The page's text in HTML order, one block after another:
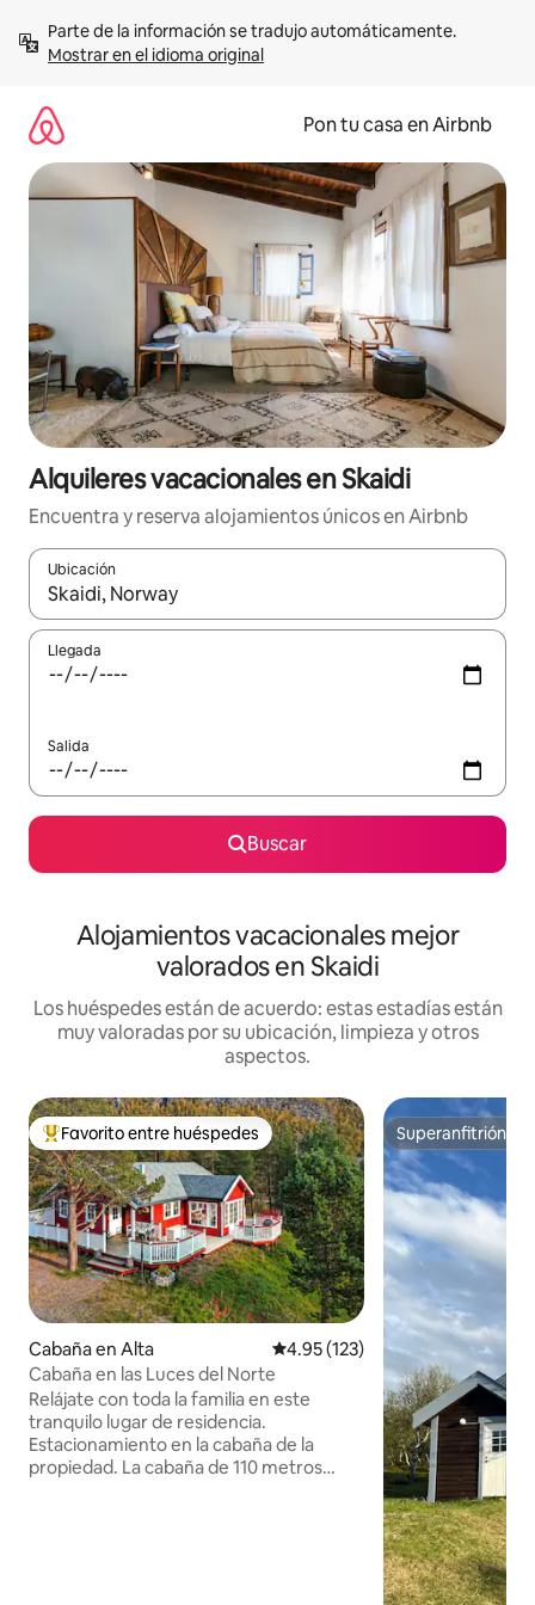
contenidoMostrar en el idioma original
Pon tu casa en Airbnb
Alquileres vacacionales en Skaidi
Encuentra y reserva alojamientos únicos en Airbnb
Ubicación
Cuando los resultados estén disponibles, navega con las
Llegada
Salida
Buscar
Alojamientos vacacionales mejor
valorados en Skaidi
Los huéspedes están de acuerdo: estas estadías están
muy valoradas por su ubicación, limpieza y otros
aspectos.
Favorito entre huéspedes preferido
Favorito entre huéspedes
Cabaña en Alta Calificación promedio: 4.95 de
4.95 (123)
Cabaña en las Luces del Norte
Relájate con toda la familia en este
tranquilo lugar de residencia.
Estacionamiento en la cabaña de la
propiedad. La cabaña de 110 metros
Superanfitrión
Superanfitrión